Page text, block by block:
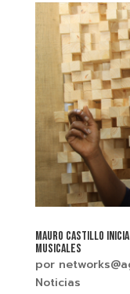
Mauro Castillo
musicales
por
Noticias